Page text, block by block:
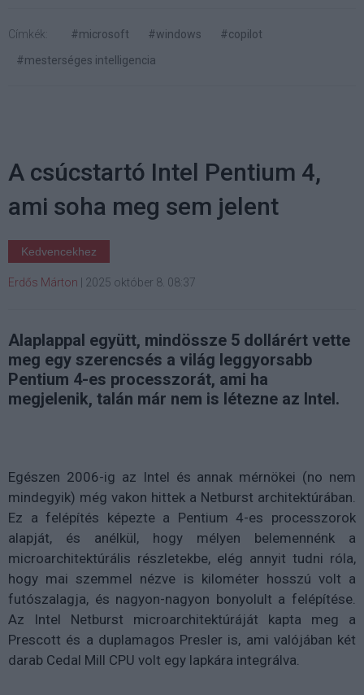
Címkék: #microsoft #windows
#copilot
#mesterséges intelligencia
A csúcstartó Intel Pentium 4,
ami soha meg sem jelent
Kedvencekhez
Erdős Márton 2025 október 8. 08:37
Alaplappal együtt, mindössze 5 dollárért vette
meg egy szerencsés a világ leggyorsabb
Pentium 4-es processzorát, ami ha
megjelenik, talán már nem is létezne az Intel.
Egészen 2006-ig az Intel és annak mérnökei (no nem
mindegyik) még vakon hittek a Netburst architektúrában.
Ez a felépítés képezte a Pentium 4-es processzorok
alapját, és anélkül, hogy mélyen belemennénk a
microarchitektúrális részletekbe, elég annyit tudni róla,
hogy mai szemmel nézve is kilométer hosszú volt a
futószalagja, és nagyon-nagyon bonyolult a felépítése.
Az Intel Netburst microarchitektúráját kapta meg a
Prescott és a duplamagos Presler is, ami valójában két
darab Cedal Mill CPU volt egy lapkára integrálva.